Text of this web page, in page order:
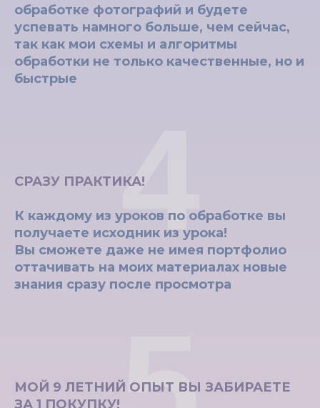
обработке фотографий и будете
успевать намного больше, чем сейчас,
так как мои схемы и алгоритмы
обработки не только качественные, но и
быстрые
СРАЗУ ПРАКТИКА!
К каждому из уроков по обработке вы
получаете исходник из урока!
Вы сможете даже не имея портфолио
оттачивать на моих материалах новые
знания сразу после просмотра
4
МОЙ 9 ЛЕТНИЙ ОПЫТ ВЫ ЗАБИРАЕТЕ
ЗА 1 ПОКУПКУ!